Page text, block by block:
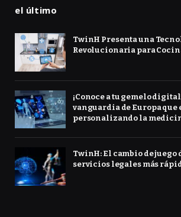
el último
TwinH Presenta una
Revolucionaria para
¡Conoce a tu gemelo
vanguardia de Europa que
personalizando la
TwinH: El cambio de juego
servicios legales más